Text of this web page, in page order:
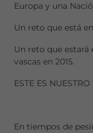
Europa y una
Un reto que está
Un reto que estará
vascas en 2015.
ESTE ES
En tiempos de